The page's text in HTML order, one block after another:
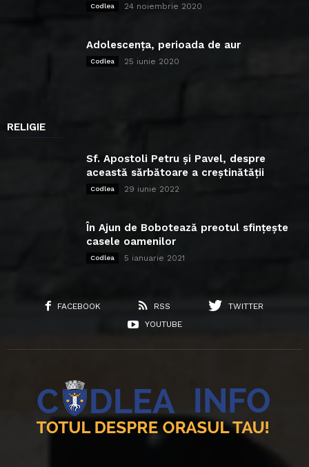
Codlea 24 noiembrie 2020
Adolescența, perioada de aur
Codlea 25 iunie 2020
RELIGIE
Sf. Apostoli Petru și Pavel, despre
această sărbătoare a creștinătății
Codlea 29 iunie 2022
În Ajun de Bobotează preotul sfințește
casele oamenilor
Codlea 5 ianuarie 2021
FACEBOOK RSS
TWITTER
YOUTUBE